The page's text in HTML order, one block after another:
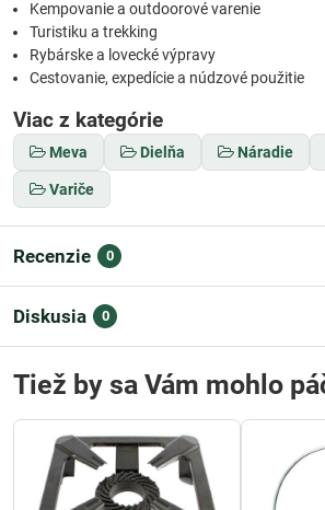
Kempovanie a outdoorové varenie
Turistiku a trekking
Rybárske a lovecké výpravy
Cestovanie, expedície a núdzové použitie
Viac z kategórie
Meva Dielňa Náradie
Variče
Recenzie 0
Diskusia 0
Tiež by sa Vám mohlo